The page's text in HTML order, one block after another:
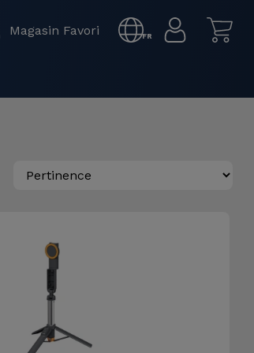
Magasin Favori FR